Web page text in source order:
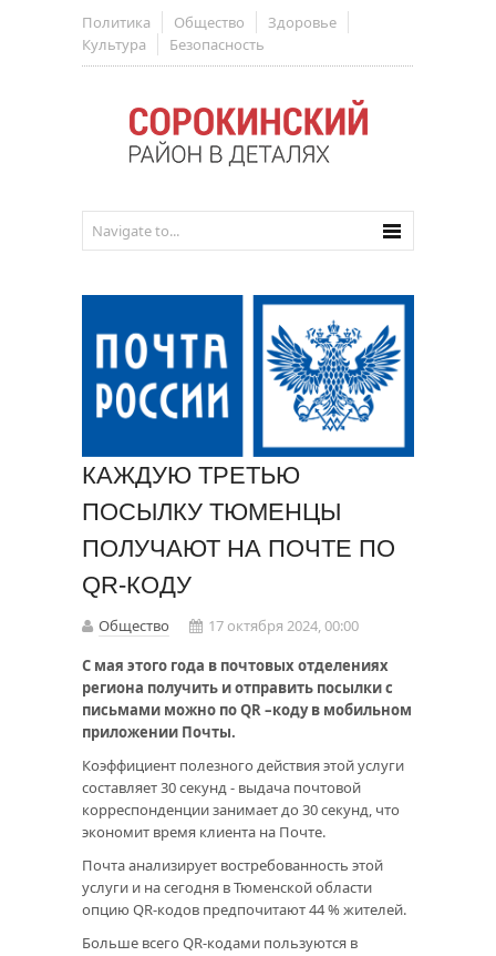
Политика Общество
Здоровье
Культура
Безопасность
КАЖДУЮ ТРЕТЬЮ
ПОСЫЛКУ ТЮМЕНЦЫ
ПОЛУЧАЮТ НА ПОЧТЕ ПО
QR-КОДУ
Общество
17 октября 2024, 00:00
С мая этого года в почтовых отделениях
региона получить и отправить посылки с
письмами можно по QR –коду в мобильном
приложении Почты.
Коэффициент полезного действия этой услуги
составляет 30 секунд - выдача почтовой
корреспонденции занимает до 30 секунд, что
экономит время клиента на Почте.
Почта анализирует востребованность этой
услуги и на сегодня в Тюменской области
опцию QR-кодов предпочитают 44 % жителей.
Больше всего QR-кодами пользуются в